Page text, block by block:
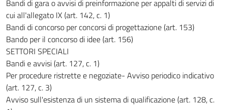
Bandi di gara o avvisi di preinformazione per appalti di servizi di
cui all'allegato IX (art. 142, c. 1)
Bandi di concorso per concorsi di progettazione (art. 153)
Bando per il concorso di idee (art. 156)
SETTORI SPECIALI
Bandi e avvisi (art. 127, c. 1)
Per procedure ristrette e negoziate- Avviso periodico indicativo
(art. 127, c. 3)
Avviso sull'esistenza di un sistema di qualificazione (art. 128, c.